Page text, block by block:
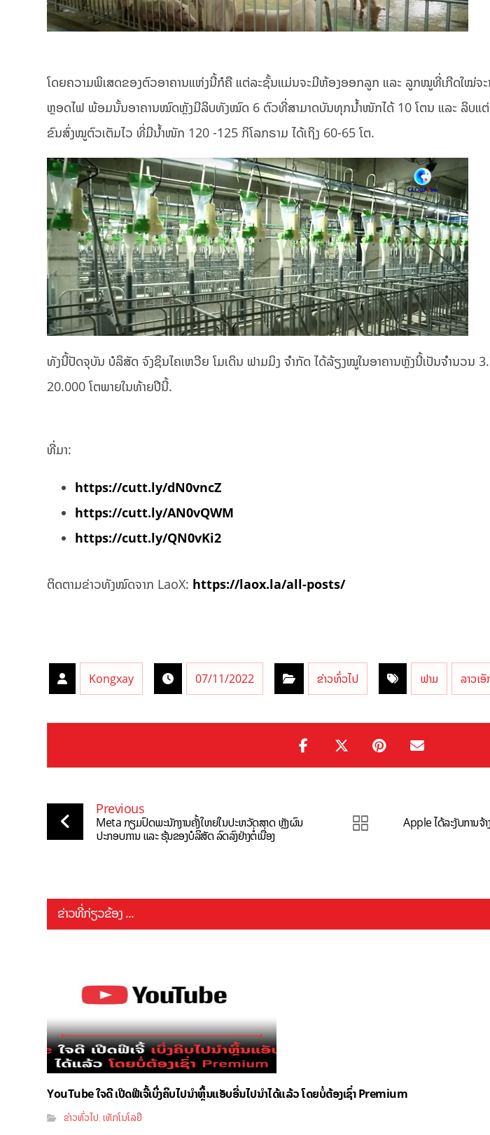
ໂດຍຄວາມພິເສດຂອງຕົວອາຄານແຫ່ງນີ້ກໍຄື ແຕ່ລະຊັ້ນແມ່ນຈະມີຫ້ອງອອກລູກ ແລະ ລູກໝູທີ່ເກີດໃໝ່
ຫຼອດໄຟ ພ້ອມນັ້ນອາຄານໝົດຫຼັງມີລິບທັງໝົດ 6 ຕົວທີ່ສາມາດບັນທຸກນ້ຳໜັກໄດ້ 10 ໂຕນ ແລະ ລິບແ
ຂົນສົ່ງໝູຕົວເຕັມໄວ ທີ່ມີນ້ຳໜັກ 120 -125 ກິໂລກຣາມ ໄດ້ເຖິງ 60-65 ໂຕ.
ທັງນີ້ປັດຈຸບັນ ບໍລິສັດ ຈົງຊິນໄຄເຫວີຍ ໂມເດິນ ຟາມມິງ ຈໍາກັດ ໄດ້ລ້ຽງໝູໃນອາຄານຫຼັງນີ້ເປັນຈໍານວນ
20.000 ໂຕພາຍໃນທ້າຍປີນີ້.
ທີ່ມາ:
https://cutt.ly/dN0vncZ
https://cutt.ly/AN0vQWM
https://cutt.ly/QN0vKi2
ຕິດຕາມຂ່າວທັງໝົດຈາກ LaoX: https://laox.la/all-posts/
Kongxay 07/11/2022 ຂ່າວທົ່ວໄປ ຟາມ ລາວເອັ
Previous
Meta ກຽມປົດພະນັກງານຄັ້ງໃຫຍ່ໃນປະຫວັດສາດ ຫຼັງຜົນ
ປະກອບການ ແລະ ຮຸ້ນຂອງບໍລິສັດ ລົດລົງຢ່າງຕໍ່ເນື່ອງ
Apple ໄດ້ລະງັບການ
ຂ່າວທີ່ກ່ຽວຂ້ອງ ...
YouTube ໃຈດີ ເປີດຟີເຈີ້ເບິ່ງຄິບໄປນຳຫຼິ້ນແອັບອື່ນໄປນຳໄດ້ແລ້ວ ໂດຍບໍ່ຕ້ອງເຊົ່າ Premium
ຂ່າວທົ່ວໄປ,ເທັກໂນໂລຢີ